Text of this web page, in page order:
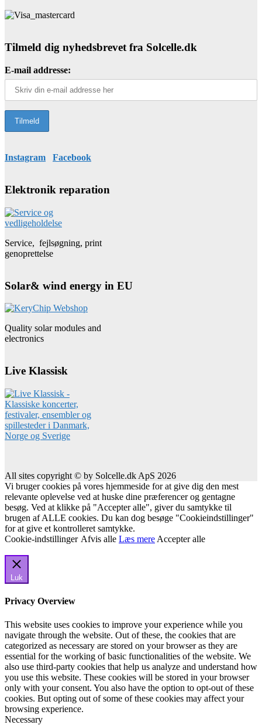
Tilmeld dig nyhedsbrevet fra Solcelle.dk
E-mail addresse:
Instagram Facebook
Elektronik reparation
Service, fejlsøgning, print
genoprettelse
Solar& wind energy in EU
Quality solar modules and
electronics
Live Klassisk
All sites copyright © by Solcelle.dk ApS 2026
Vi bruger cookies på vores hjemmeside for at give dig den mest
relevante oplevelse ved at huske dine præferencer og gentagne
besøg. Ved at klikke på "Accepter alle", giver du samtykke til
brugen af ALLE cookies. Du kan dog besøge "Cookieindstillinger"
for at give et kontrolleret samtykke.
Cookie-indstillinger Afvis alle Læs mere Accepter alle
Luk
Privacy Overview
This website uses cookies to improve your experience while you
navigate through the website. Out of these, the cookies that are
categorized as necessary are stored on your browser as they are
essential for the working of basic functionalities of the website. We
also use third-party cookies that help us analyze and understand how
you use this website. These cookies will be stored in your browser
only with your consent. You also have the option to opt-out of these
cookies. But opting out of some of these cookies may affect your
browsing experience.
Necessary